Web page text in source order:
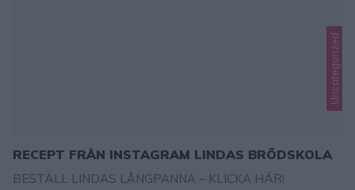
Uncategorized
RECEPT FRÅN INSTAGRAM LINDAS BRÖDSKOLA
BESTÄLL LINDAS LÅNGPANNA – KLICKA HÄR!